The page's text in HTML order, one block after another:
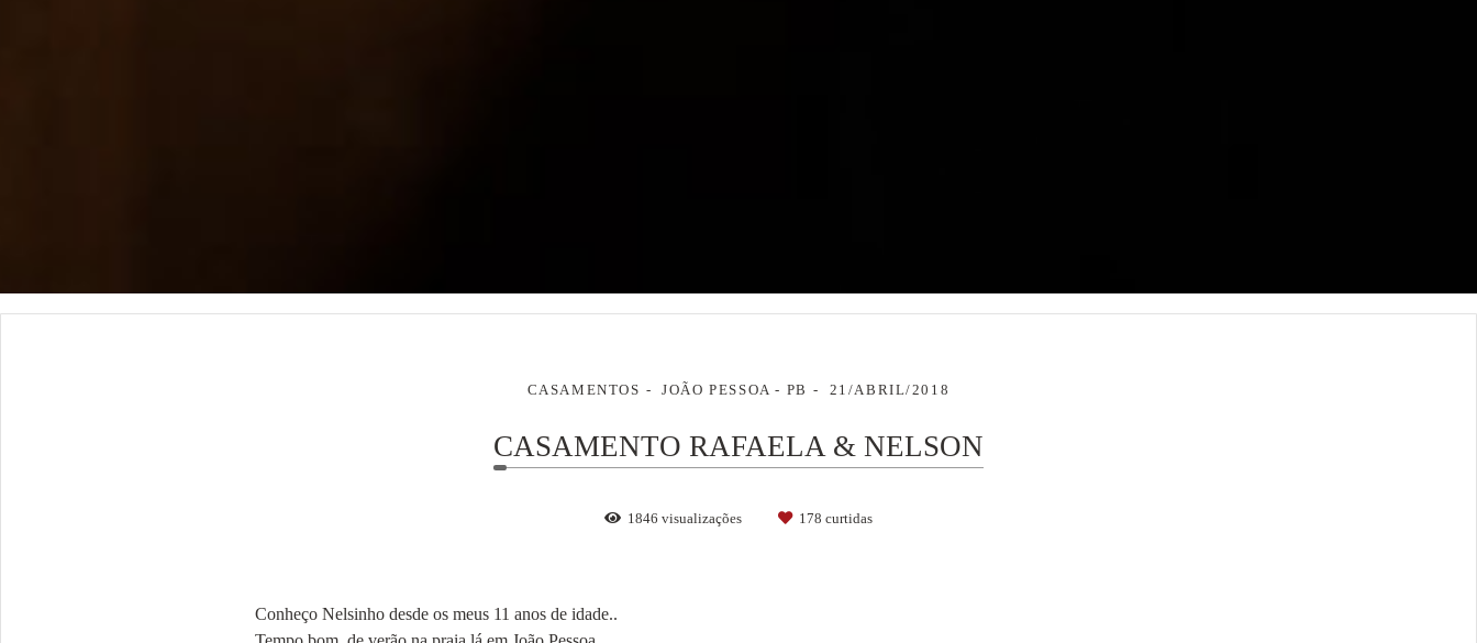
CASAMENTOS JOÃO PESSOA - PB 21/ABRIL/2018
CASAMENTO RAFAELA & NELSON
1846 visualizações 178 curtidas
Conheço Nelsinho desde os meus 11 anos de idade..